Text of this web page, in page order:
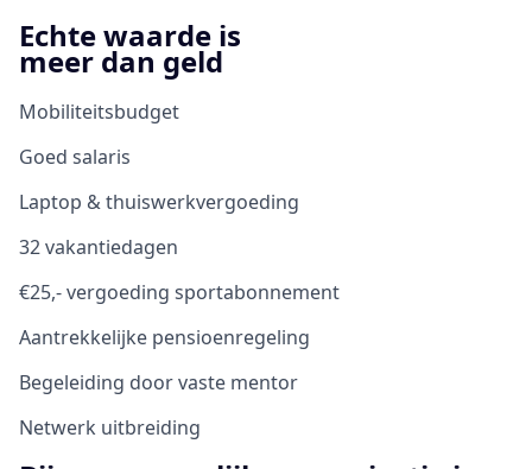
Echte waarde is
meer dan geld
Mobiliteitsbudget
Goed salaris
Laptop & thuiswerkvergoeding
32 vakantiedagen
€25,- vergoeding sportabonnement
Aantrekkelijke pensioenregeling
Begeleiding door vaste mentor
Netwerk uitbreiding